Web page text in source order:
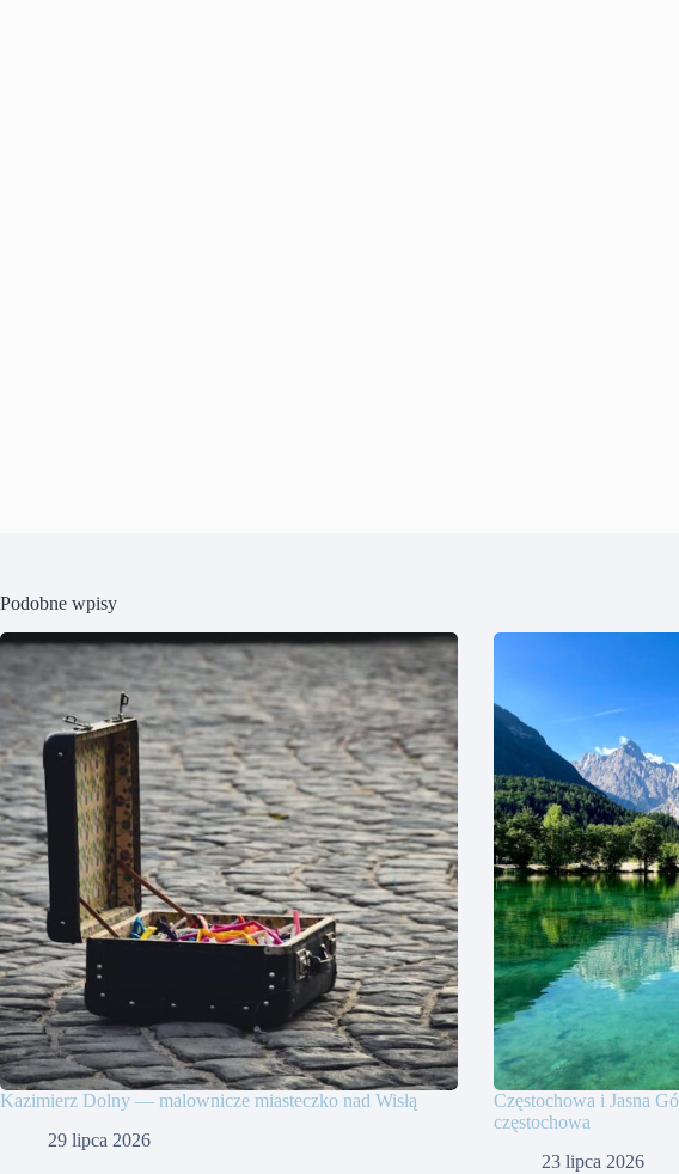
Podobne wpisy
Kazimierz Dolny — malownicze miasteczko nad Wisłą
29 lipca 2026
Częstochowa i Jasna
częstochowa
23 lipca 2026